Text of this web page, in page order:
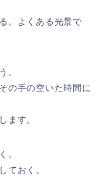
。よくある光景で
。
の手の空いた時間に
ます。
。
ておく。